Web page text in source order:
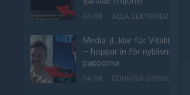
04/08 ALLA SEKTIONER
Media: jL klar för Vitality
– hoppar in för nyblivna
papporna
04/08 COUNTER-STRIKE